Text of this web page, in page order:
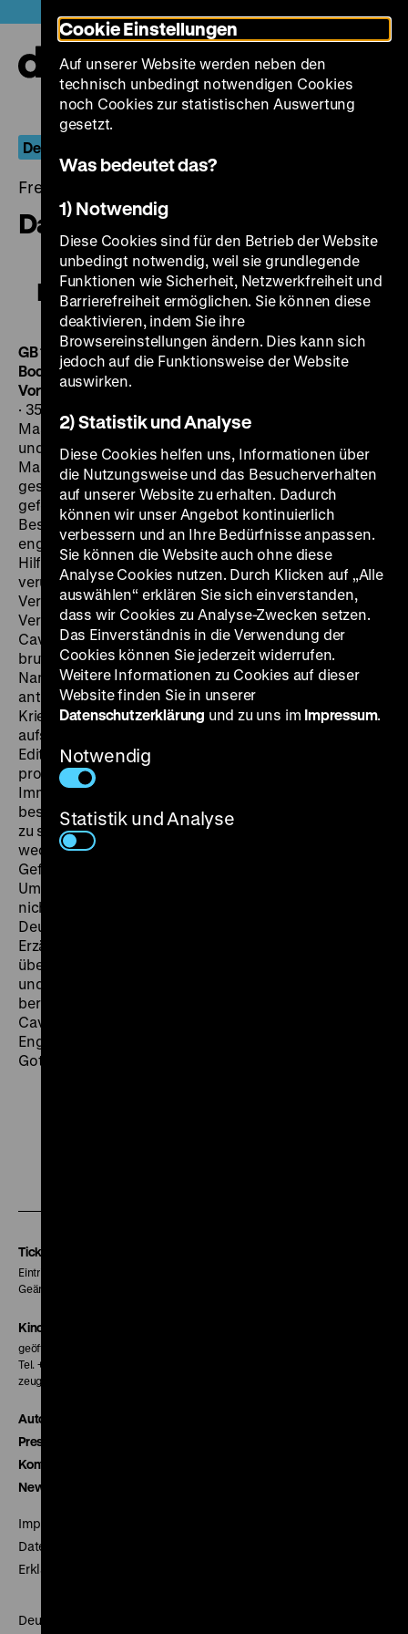
zum
Seiteninhalt
springen
Der globale Krieg
Freitag, 08. August 2014, 20.00 - 00.00 Uhr
Dawn
Dawn
GB 1928, R: Herbert Wilcox, D: Sybil Thorndike, Ada
Bodart, Gordon Craig, Marie Ault, 73‘·35 mm, engl.
Vorfilm: Re-Internment of Edith Cavell,
· 35 mm Mit dem Einsatz von Granaten,
Maschinengewehren und Giftgas geht zwischen 1914
und 1918 ein beispielloser Propagandakrieg in den
Massenmedien einher: Der Hass auf die Feinde soll
geschürt und das Band zwischen Front und Heimat
gefestigt werden. Als im Oktober 1915 die deutschen
Besatzungsbehörden in Brüssel die dort arbeitende
englische Krankenschwester Edith Cavell wegen ihrer
Hilfe für geflohene Kriegsgefangene zum Tode
verurteilten und hinrichten ließen, löste dieses
Verbrechen in den Ländern der Entente und ihrer
Verbündeten einen Aufschrei der Empörung aus. Edith
Cavell wurde zu einer Märtyrerin im Kampf gegen den
brutalen preußischen Militarismus stilisiert – und ihr
Name zu einem der wirksamsten Symbole der
antideutschen Propaganda. Zehn Jahre nach
Kriegsende rekapitulierte Herbert Wilcox in seinem
aufsehenerregenden Film
Edith Cavell, gespielt von Sybil Thorndike, einer der
prominentesten englischen Bühnendarstellerinnen.
Immer noch war das Thema mit starken Emotionen
besetzt: Deutsche Diplomaten versuchten das Projekt
zu stoppen, weil es erneut antideutsche Gefühle
wecke, und auch englische Politiker sahen darin eine
Gefährdung für die deutsch-britische Annäherung.
Umso mehr fällt ins Auge, dass Wilcox seine Heldin
nicht nur als eine strahlende Kämpferin zeigt und die
Deutschen keineswegs als Schurken. Sein Ziel: Eine
Erzählung über ein heroisches Leben und Sterben,
über einen Gewissenskonflikt, dargelegt ohne Hass
und Verbitterung. Der dokumentarische Vorfilm
berichtet von der Umbettung des Leichnams von Edith
Cavell nach Kriegsende und ihrem Staatsbegräbnis in
England. (ps) FR 08.08. um 20 Uhr · Am Flügel: Peter
Gotthardt
Tickets
Eintritt 5 €
Geänderte Preise sind im Programm vermerkt.
Kinokasse
geöffnet 30 Minuten vor Beginn der ersten Vorstellung
Tel. + 49 30 20304-770
zeughauskino@dhm.de
Autor*innen
Presse
Kontakt
Newsletter
Impressum
Datenschutz
Erklärung digitale Barrierefreiheit
Deutsches Historisches Museum
Cookie Einstellungen
Auf unserer Website werden neben den
technisch unbedingt notwendigen Cookies
noch Cookies zur statistischen Auswertung
gesetzt.
Was bedeutet das?
1) Notwendig
Diese Cookies sind für den Betrieb der Website
unbedingt notwendig, weil sie grundlegende
Funktionen wie Sicherheit, Netzwerkfreiheit und
Barrierefreiheit ermöglichen. Sie können diese
deaktivieren, indem Sie ihre
Browsereinstellungen ändern. Dies kann sich
jedoch auf die Funktionsweise der Website
auswirken.
2) Statistik und Analyse
Diese Cookies helfen uns, Informationen über
die Nutzungsweise und das Besucherverhalten
auf unserer Website zu erhalten. Dadurch
können wir unser Angebot kontinuierlich
verbessern und an Ihre Bedürfnisse anpassen.
Sie können die Website auch ohne diese
Analyse Cookies nutzen. Durch Klicken auf „Alle
auswählen“ erklären Sie sich einverstanden,
dass wir Cookies zu Analyse-Zwecken setzen.
Das Einverständnis in die Verwendung der
Cookies können Sie jederzeit widerrufen.
Weitere Informationen zu Cookies auf dieser
Website finden Sie in unserer
Datenschutzerklärung und zu uns im Impressum.
Notwendig
Statistik und Analyse